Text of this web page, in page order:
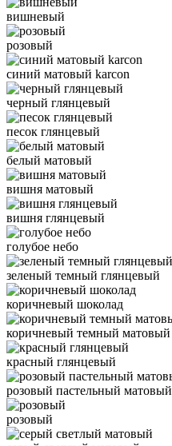
вишневый
розовый
синий матовый karcon
черный глянцевый
песок глянцевый
белый матовый
вишня матовый
вишня глянцевый
голубое небо
зеленый темный глянцевый
коричневый шоколад
коричневый темный матовый
красный глянцевый
розовый пастельный матовый
розовый